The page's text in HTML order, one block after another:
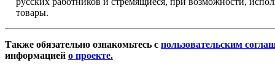
товары.
Также обязательно ознакомьтесь с пользовательским
информацией о проекте.